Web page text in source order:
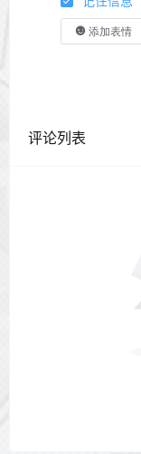
添加表情
评论列表